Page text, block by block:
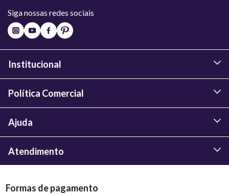
Siga nossas redes sociais
Institucional
Política Comercial
Ajuda
Atendimento
Formas de pagamento